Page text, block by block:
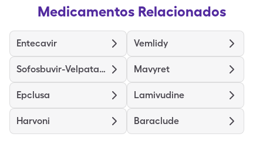
Medicamentos Relacionados
Entecavir Vemlidy
Sofosbuvir-Velpatasvir Mavyret
Epclusa Lamivudine
Harvoni Baraclude